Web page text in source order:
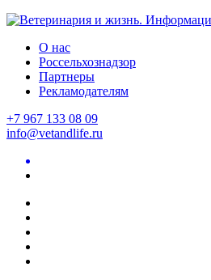
О нас
Россельхознадзор
Партнеры
Рекламодателям
+7 967 133 08 09
info@vetandlife.ru